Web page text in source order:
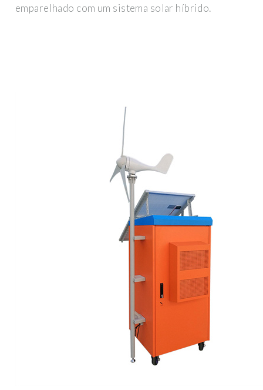
emparelhado com um sistema solar híbrido.